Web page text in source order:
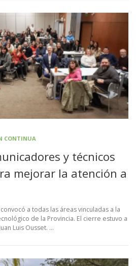
CONTINUA
y técnicos
mejorar la atención a
a todas las áreas vinculadas a la
de la Provincia. El cierre estuvo a
Luis Ousset. …